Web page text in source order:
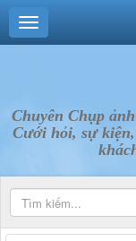
Chuyên Chụp
Cưới hỏi, sự kiện,